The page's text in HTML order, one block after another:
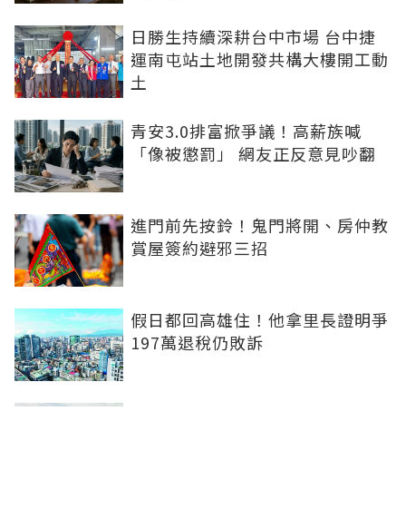
日勝生持續深耕台中市場 台中捷
運南屯站土地開發共構大樓開工動
土
青安3.0排富掀爭議！高薪族喊
「像被懲罰」 網友正反意見吵翻
進門前先按鈴！鬼門將開、房仲教
賞屋簽約避邪三招
假日都回高雄住！他拿里長證明爭
197萬退稅仍敗訴